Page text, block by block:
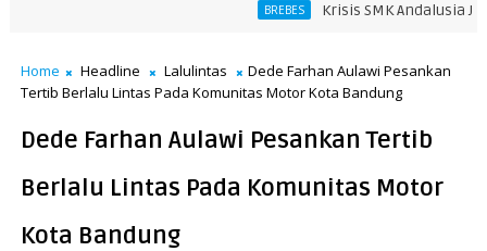
BREBES Krisis SMK Andalusia
Home Headline Lalulintas
Dede Farhan Aulawi Pesankan
Tertib Berlalu Lintas Pada Komunitas Motor Kota Bandung
Dede Farhan Aulawi Pesankan Tertib
Berlalu Lintas Pada Komunitas Motor
Kota Bandung